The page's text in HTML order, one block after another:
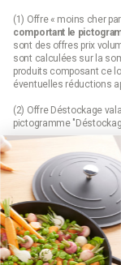
(1) Offre « moins cher
comportant le
sont des offres prix
sont calculées sur la
produits composant ce
éventuelles réductions
(2) Offre Déstockage
pictogramme
(3) 10€ de remise sur
d’achats pour les
mail. Offre valable sur
produits disposant d'un
et dès 99€ d'achats hors
Conditions détaillées
newsletter.
(4) Offre « Prix web »